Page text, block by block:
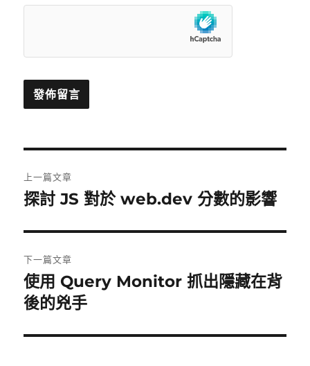
章
覽
上一篇文章
上
篇
文
章:
探討 JS 對於 web.dev 分數的影響
下一篇文章
下
一
文
使用 Query Monitor 抓出隱藏在背
後的兇手